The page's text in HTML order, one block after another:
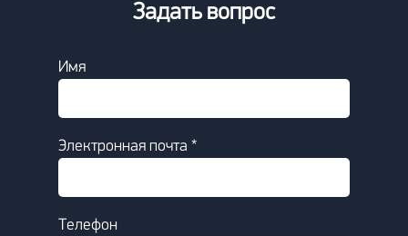
Задать вопрос
Имя
Электронная почта *
Телефон